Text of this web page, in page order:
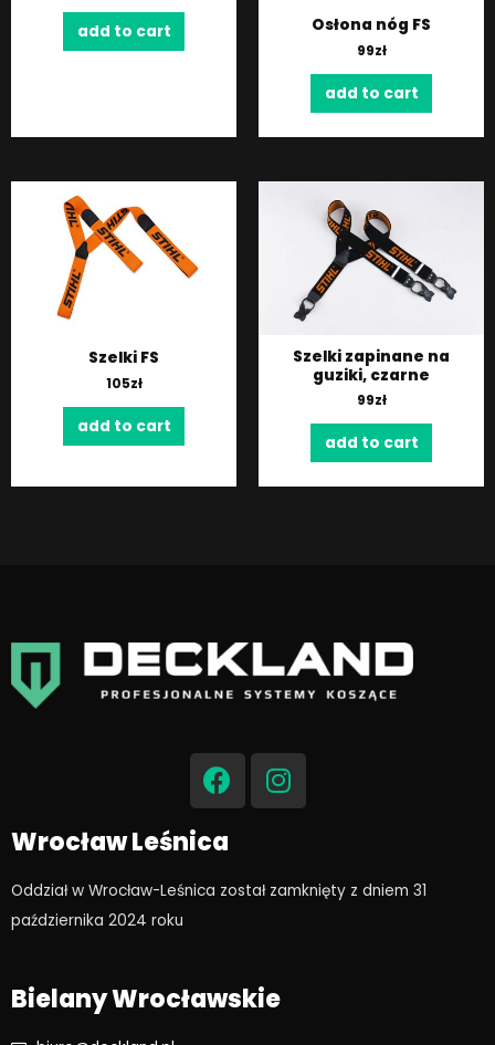
add to cart Osłona nóg FS
99zł
add to cart
Szelki FS
105zł
add to cart
Szelki zapinane na
guziki, czarne
99zł
add to cart
F
a
c
e
b
o
o
I
n
s
g
r
Wrocław Leśnica
Oddział w Wrocław-Leśnica został zamknięty z dniem 31
października 2024 roku​
Bielany Wrocławskie